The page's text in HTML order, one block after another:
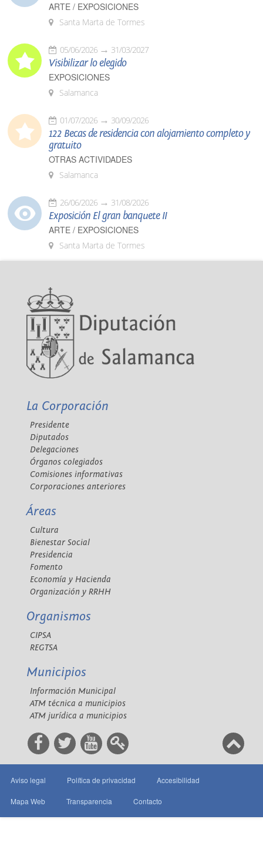
ARTE / EXPOSICIONES
Santa Marta de Tormes
05/06/2026 31/03/2027
Visibilizar lo elegido
EXPOSICIONES
Salamanca
01/07/2026 30/09/2026
122 Becas de residencia con alojamiento completo y
gratuito
OTRAS ACTIVIDADES
Salamanca
26/06/2026 31/08/2026
Exposición El gran banquete II
ARTE / EXPOSICIONES
Santa Marta de Tormes
La Corporación
Presidente
Diputados
Delegaciones
Órganos colegiados
Comisiones informativas
Corporaciones anteriores
Áreas
Cultura
Bienestar Social
Presidencia
Fomento
Economía y Hacienda
Organización y RRHH
Organismos
CIPSA
REGTSA
Municipios
Información Municipal
ATM técnica a municipios
ATM jurídica a municipios
Aviso legal Política de privacidad Accesibilidad
Mapa Web Transparencia Contacto